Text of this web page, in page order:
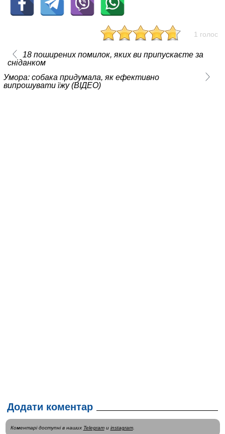
1 голос
18 поширених помилок, яких ви припускаєте за
сніданком
Умора: собака придумала, як ефективно
випрошувати їжу (ВІДЕО)
Додати коментар
Коментарі доступні в наших Telegramи instagram.